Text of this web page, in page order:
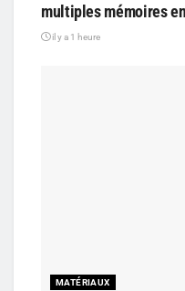
multiples mémoires
il y a 1 heure
MATÉRIAUX